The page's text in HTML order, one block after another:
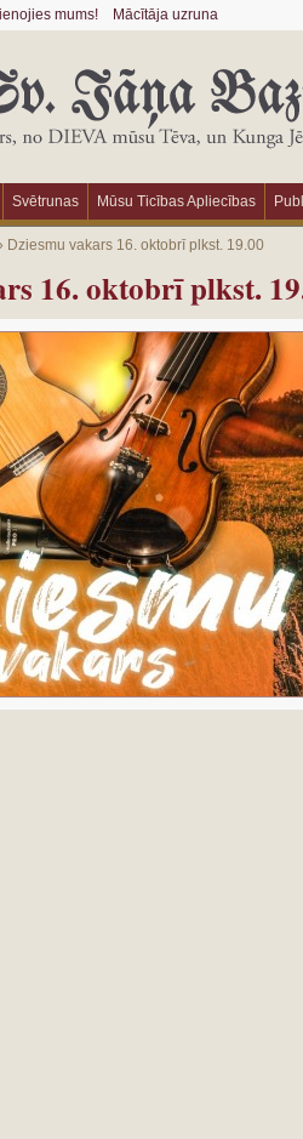
mums! Mācītāja uzruna
Svētrunas Mūsu Ticības Apliecības
Dziesmu vakars 16. oktobrī plkst. 19.00
16. oktobrī plkst.